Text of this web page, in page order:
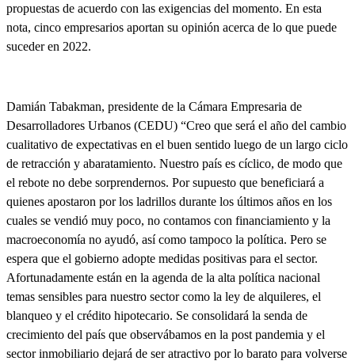
propuestas de acuerdo con las exigencias del momento. En esta
nota, cinco empresarios aportan su opinión acerca de lo que puede
suceder en 2022.
Damián Tabakman, presidente de la Cámara Empresaria de
Desarrolladores Urbanos (CEDU) “Creo que será el año del cambio
cualitativo de expectativas en el buen sentido luego de un largo ciclo
de retracción y abaratamiento. Nuestro país es cíclico, de modo que
el rebote no debe sorprendernos. Por supuesto que beneficiará a
quienes apostaron por los ladrillos durante los últimos años en los
cuales se vendió muy poco, no contamos con financiamiento y la
macroeconomía no ayudó, así como tampoco la política. Pero se
espera que el gobierno adopte medidas positivas para el sector.
Afortunadamente están en la agenda de la alta política nacional
temas sensibles para nuestro sector como la ley de alquileres, el
blanqueo y el crédito hipotecario. Se consolidará la senda de
crecimiento del país que observábamos en la post pandemia y el
sector inmobiliario dejará de ser atractivo por lo barato para volverse